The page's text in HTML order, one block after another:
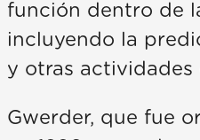
función dentro de
incluyendo la
y otras actividades
Gwerder, que fue